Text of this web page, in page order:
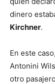
dinero
Kirchner.
En este
Antonini
otro